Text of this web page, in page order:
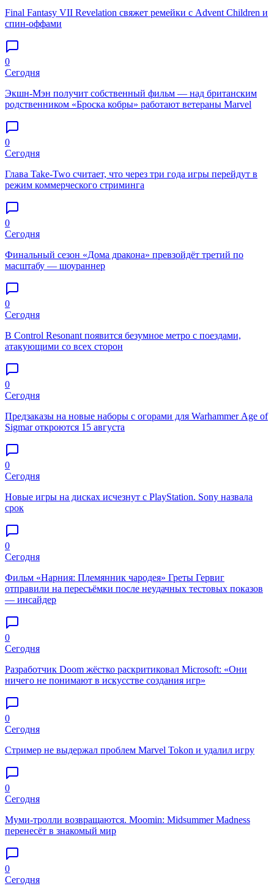
Final Fantasy VII Revelation свяжет ремейки с Advent Children и
спин-оффами
0
Сегодня
Экшн-Мэн получит собственный фильм — над британским
родственником «Броска кобры» работают ветераны Marvel
0
Сегодня
Глава Take-Two считает, что через три года игры перейдут в
режим коммерческого стриминга
0
Сегодня
Финальный сезон «Дома дракона» превзойдёт третий по
масштабу — шоураннер
0
Сегодня
В Control Resonant появится безумное метро с поездами,
атакующими со всех сторон
0
Сегодня
Предзаказы на новые наборы с огорами для Warhammer Age of
Sigmar откроются 15 августа
0
Сегодня
Новые игры на дисках исчезнут с PlayStation. Sony назвала
срок
0
Сегодня
Фильм «Нарния: Племянник чародея» Греты Гервиг
отправили на пересъёмки после неудачных тестовых показов
— инсайдер
0
Сегодня
Разработчик Doom жёстко раскритиковал Microsoft: «Они
ничего не понимают в искусстве создания игр»
0
Сегодня
Стример не выдержал проблем Marvel Tokon и удалил игру
0
Сегодня
Муми-тролли возвращаются. Moomin: Midsummer Madness
перенесёт в знакомый мир
0
Сегодня